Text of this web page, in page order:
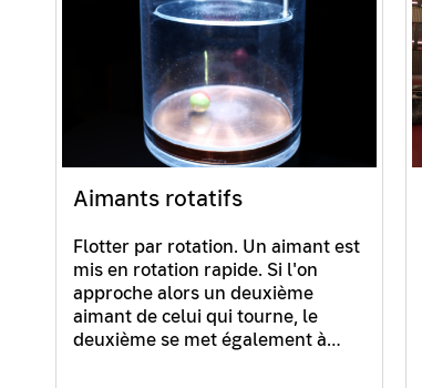
Aimants rotatifs
Flotter par rotation. Un aimant est
mis en rotation rapide. Si l'on
approche alors un deuxième
aimant de celui qui tourne, le
deuxième se met également à…